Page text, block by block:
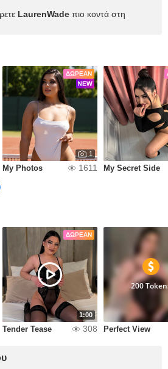
LaurenWade πιο κοντά στη
ΔΩΡΕΆΝ
1
My Photos 1611 My Secret Side
ΔΩΡΕΆΝ
1:00
Tender Tease 308
200
Perfect View